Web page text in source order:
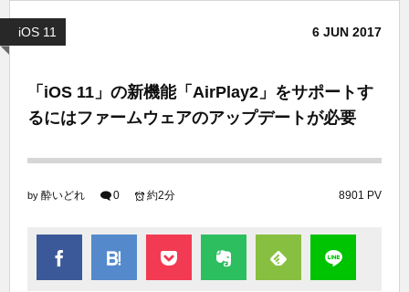
iOS 11 6 JUN 2017
「iOS 11」の新機能「AirPlay2」をサポートす
るにはファームウェアのアップデートが必要
by 酔いどれ 0 8901 PV
約2分